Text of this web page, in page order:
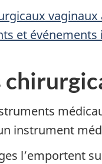
vaginaux
et
instrument
l’emportent